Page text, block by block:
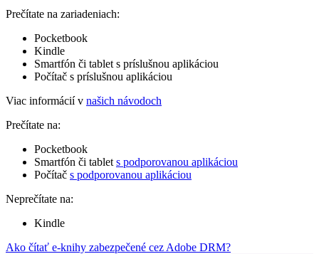
Prečítate na zariadeniach:
Pocketbook
Kindle
Smartfón či tablet s príslušnou aplikáciou
Počítač s príslušnou aplikáciou
Viac informácií v našich návodoch
Prečítate na:
Pocketbook
Smartfón či tablet s podporovanou aplikáciou
Počítač s podporovanou aplikáciou
Neprečítate na:
Kindle
Ako čítať e-knihy zabezpečené cez Adobe DRM?